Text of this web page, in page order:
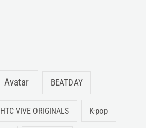
Avatar BEATDAY
HTC VIVE ORIGINALS K-pop